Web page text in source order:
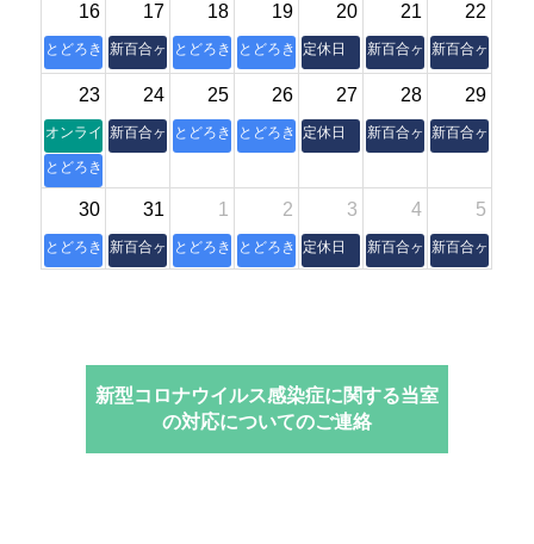
16
とどろき縁側
17
新百合ヶ丘本室
18
とどろき縁側
19
とどろき縁側
20
定休日
21
新百合ヶ丘本室
22
新百合ヶ丘本室
23
オンライン朝活操体法セミナー
とどろき縁側
24
新百合ヶ丘本室
25
とどろき縁側
26
とどろき縁側
27
定休日
28
新百合ヶ丘本室
29
新百合ヶ丘本室
30
とどろき縁側
31
新百合ヶ丘本室
1
とどろき縁側
2
とどろき縁側
3
定休日
4
新百合ヶ丘本室
5
新百合ヶ丘本室
新型コロナウイルス感染症に関する当室
の対応についてのご連絡